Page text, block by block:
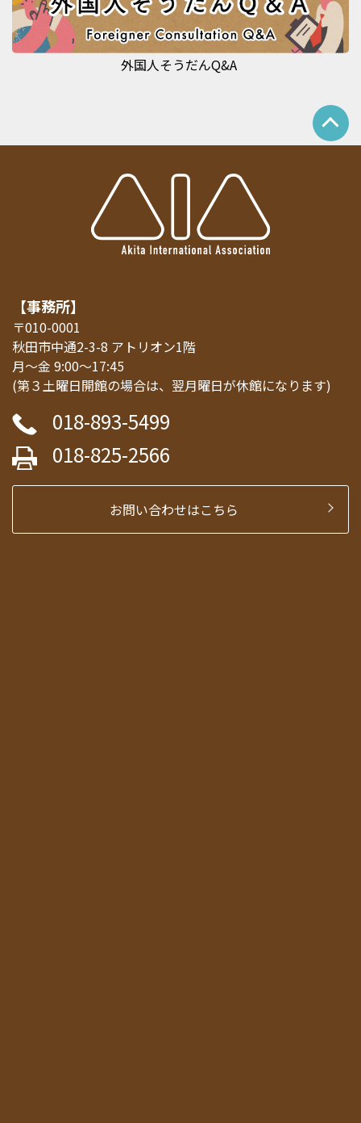
外国人そうだんQ&A
【事務所】
〒010-0001
秋田市中通2-3-8 アトリオン1階
月～金 9:00～17:45
(第３土曜日開館の場合は、翌月曜日が休館になります)
018-893-5499
018-825-2566
お問い合わせはこちら